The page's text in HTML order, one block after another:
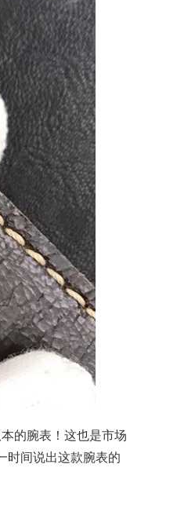
的腕表！这也是市场
时间说出这款腕表的